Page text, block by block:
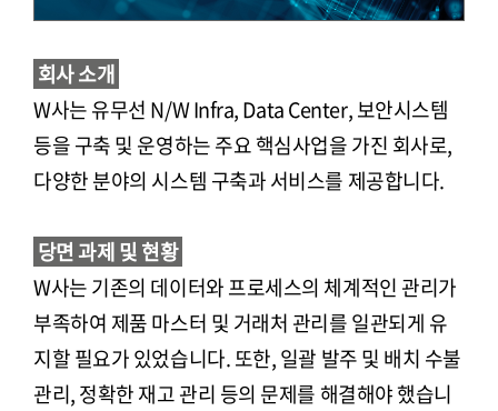
회사 소개
W사는 유무선 N/W Infra, Data Center, 보안시스템
등을 구축 및 운영하는 주요 핵심사업을 가진 회사로,
다양한 분야의 시스템 구축과 서비스를 제공합니다.
당면 과제 및 현황
W사는 기존의 데이터와 프로세스의 체계적인 관리가
부족하여 제품 마스터 및 거래처 관리를 일관되게 유
지할 필요가 있었습니다. 또한, 일괄 발주 및 배치 수불
관리, 정확한 재고 관리 등의 문제를 해결해야 했습니